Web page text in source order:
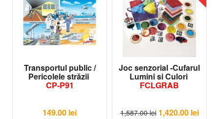
Transportul public /
Pericolele străzii
CP-P91
149.00 lei
Joc senzorial -Cufarul
Lumini si Culori
FCLGRAB
1,587.00 lei 1,420.00 lei